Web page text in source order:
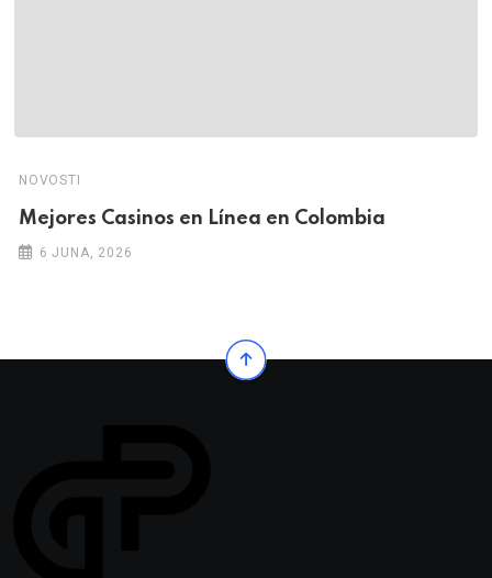
NOVOSTI
Mejores Casinos en Línea en Colombia
6 JUNA, 2026